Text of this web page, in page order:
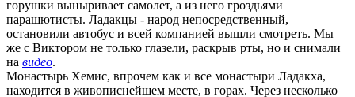
горушки выныривает самолет, а из него гроздьями
парашютисты. Ладакцы - народ непосредственный,
остановили автобус и всей компанией вышли смотреть. Мы
же с Виктором не только глазели, раскрыв рты, но и снимали
на видео.
Монастырь Хемис, впрочем как и все монастыри Ладакха,
находится в живописнейшем месте, в горах. Через несколько